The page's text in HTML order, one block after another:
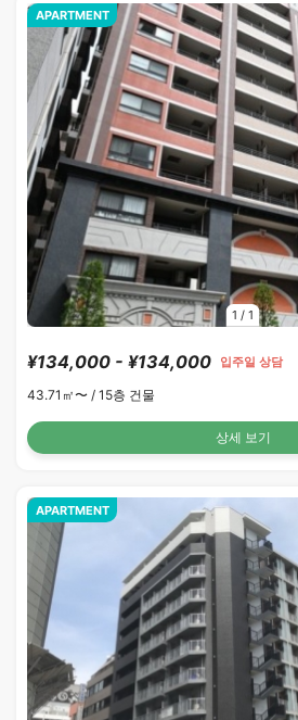
1 / 1
APARTMENT
¥134,000 - ¥134,000 입주일 상담
43.71㎡〜 / 15층 건물
상세 보기
APARTMENT